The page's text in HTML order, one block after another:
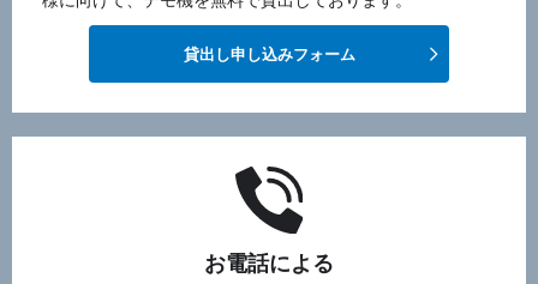
貸出し申し込みフォーム
お電話による